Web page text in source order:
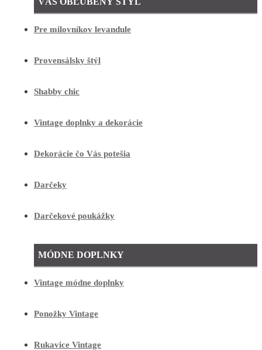
Pre milovníkov levandule
Provensálsky štýl
Shabby chic
Vintage doplnky a dekorácie
Dekorácie čo Vás potešia
Darčeky
Darčekové poukážky
MÓDNE DOPLNKY
Vintage módne doplnky
Ponožky Vintage
Rukavice Vintage